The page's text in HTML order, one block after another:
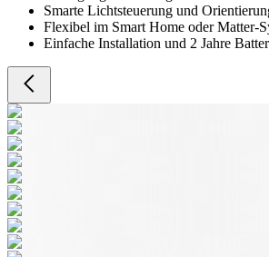
Smarte Lichtsteuerung und
Flexibel im Smart Home oder Matter-
Einfache Installation und 2 Jahre